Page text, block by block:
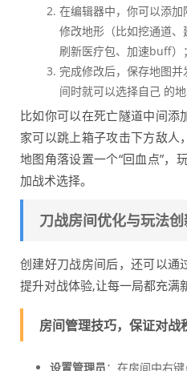
在编辑器中，你可以添加
修改地形（比如挖通道
刷新医疗包、加速buff）；
完成修改后，保存地图
间时就可以选择自己 的
比如你可以在死亡隧道中间添
家可以跳上箱子攻击下方敌人
地图角落设置一个“回血点”，
加战术选择。
刀战房间优化与玩法
创建好刀战房间后，还可以通
提升对战体验,让每一局都充满
房间管理技巧，保证对战
设置管理员：在房间中右